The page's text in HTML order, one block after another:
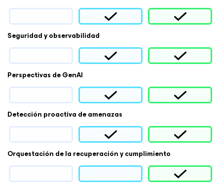
Seguridad y observabilidad
Perspectivas de GenAI
Detección proactiva de amenazas
Orquestación de la recuperación y cumplimiento